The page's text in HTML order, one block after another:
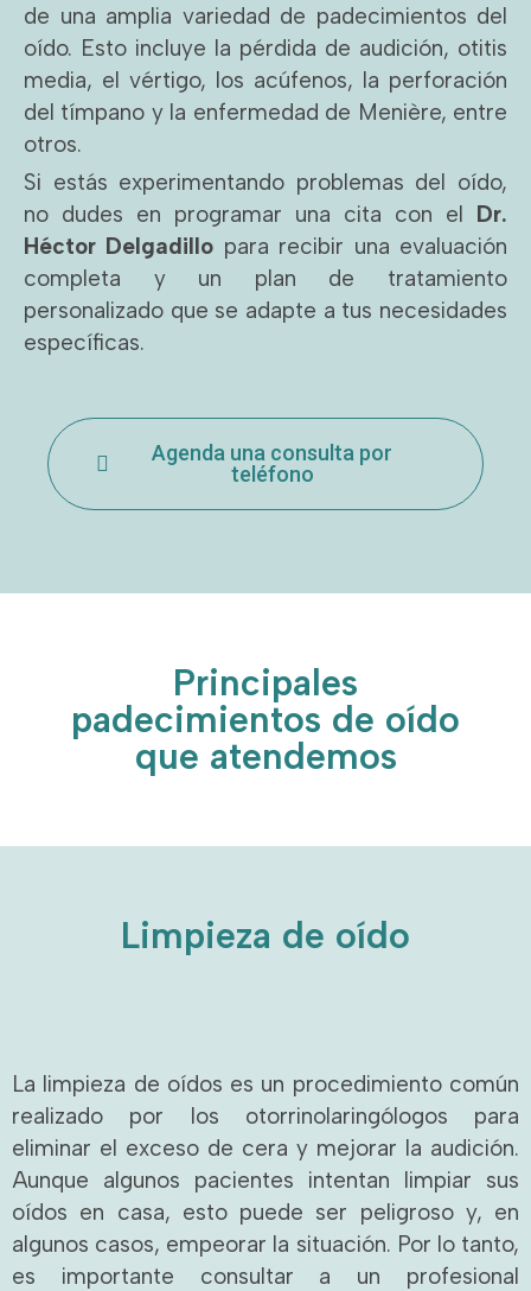
de una amplia variedad de padecimientos del
oído. Esto incluye la pérdida de audición, otitis
media, el vértigo, los acúfenos, la perforación
del tímpano y la enfermedad de Menière, entre
otros.
Si estás experimentando problemas del oído,
no dudes en programar una cita con el Dr.
Héctor Delgadillo para recibir una evaluación
completa y un plan de tratamiento
personalizado que se adapte a tus necesidades
específicas.
Agenda una consulta por
teléfono
Principales
padecimientos de oído
que atendemos
Limpieza de oído
La limpieza de oídos es un procedimiento común
realizado por los otorrinolaringólogos para
eliminar el exceso de cera y mejorar la audición.
Aunque algunos pacientes intentan limpiar sus
oídos en casa, esto puede ser peligroso y, en
algunos casos, empeorar la situación. Por lo tanto,
es importante consultar a un profesional